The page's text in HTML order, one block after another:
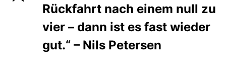
Rückfahrt nach einem null zu
vier – dann ist es fast wieder
gut.“ – Nils Petersen